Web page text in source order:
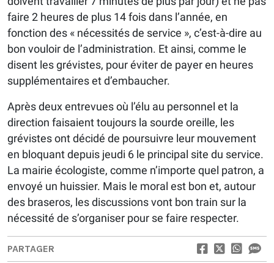
faire 2 heures de plus 14 fois dans l’année, en
fonction des « nécessités de service », c’est-à-dire au
bon vouloir de l’administration. Et ainsi, comme le
disent les grévistes, pour éviter de payer en heures
supplémentaires et d’embaucher.
Après deux entrevues où l’élu au personnel et la
direction faisaient toujours la sourde oreille, les
grévistes ont décidé de poursuivre leur mouvement
en bloquant depuis jeudi 6 le principal site du service.
La mairie écologiste, comme n’importe quel patron, a
envoyé un huissier. Mais le moral est bon et, autour
des braseros, les discussions vont bon train sur la
nécessité de s’organiser pour se faire respecter.
PARTAGER